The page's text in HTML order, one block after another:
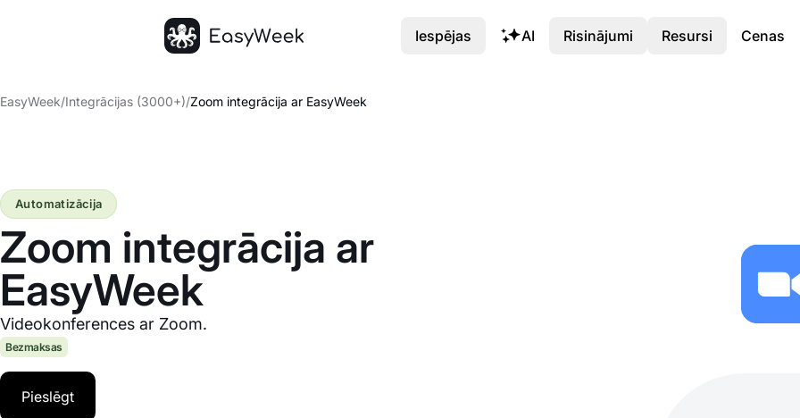
EasyWeek/Integrācijas (3000+)/Zoom integrācija ar EasyWeek
Zoom integrācija ar
EasyWeek
Videokonferences ar Zoom.
Automatizācija
Bezmaksas
Pieslēgt
Iespējas AI Risinājumi Resursi Cenas